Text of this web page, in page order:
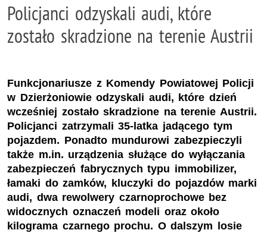
Policjanci odzyskali audi, które
zostało skradzione na terenie Austrii
Funkcjonariusze z Komendy Powiatowej Policji
w Dzierżoniowie odzyskali audi, które dzień
wcześniej zostało skradzione na terenie Austrii.
Policjanci zatrzymali 35-latka jadącego tym
pojazdem. Ponadto mundurowi zabezpieczyli
także m.in. urządzenia służące do wyłączania
zabezpieczeń fabrycznych typu immobilizer,
łamaki do zamków, kluczyki do pojazdów marki
audi, dwa rewolwery czarnoprochowe bez
widocznych oznaczeń modeli oraz około
kilograma czarnego prochu. O dalszym losie